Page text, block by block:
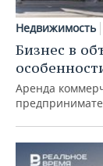
Недвижимость
Бизнес в
Аренда